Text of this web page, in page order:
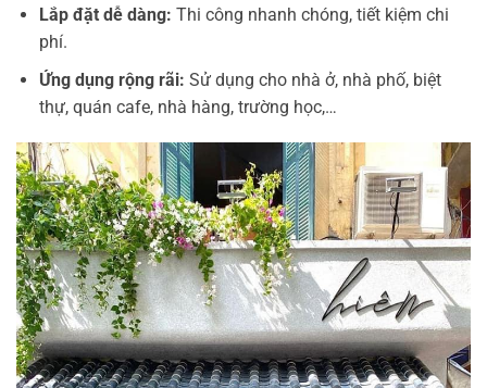
Lắp đặt dễ dàng: Thi công nhanh chóng, tiết kiệm chi
phí.
Ứng dụng rộng rãi: Sử dụng cho nhà ở, nhà phố, biệt
thự, quán cafe, nhà hàng, trường học,…